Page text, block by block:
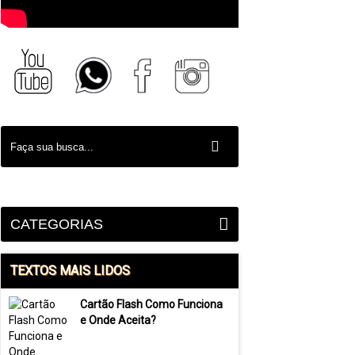
CATEGORIAS
TEXTOS MAIS LIDOS
Cartão Flash Como Funciona
e Onde Aceita?